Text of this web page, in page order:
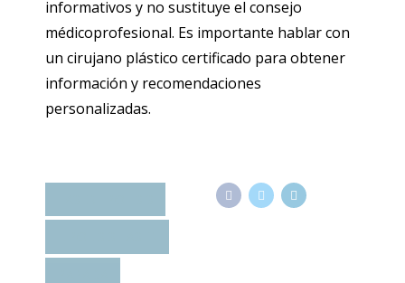
informativos y no sustituye el consejo
médicoprofesional. Es importante hablar con
un cirujano plástico certificado para obtener
información y recomendaciones
personalizadas.